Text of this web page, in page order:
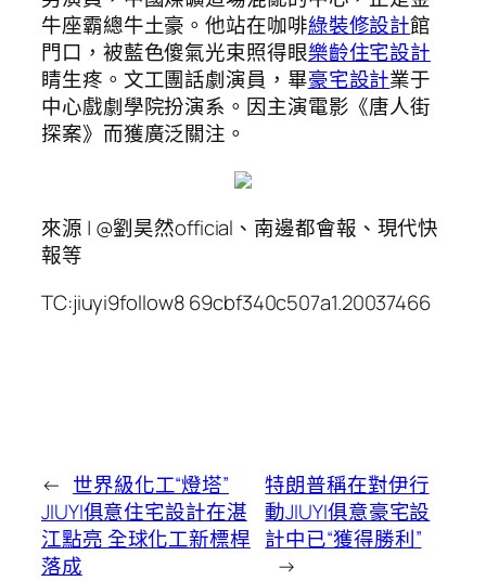
牛座霸總牛土豪。他站在咖啡綠裝修設計館
門口，被藍色傻氣光束照得眼樂齡住宅設計
睛生疼。文工團話劇演員，畢豪宅設計業于
中心戲劇學院扮演系。因主演電影《唐人街
探案》而獲廣泛關注。
來源 | @劉昊然official、南邊都會報、現代快
報等
TC:jiuyi9follow8 69cbf340c507a1.20037466
← 世界級化工“燈塔”
JIUYI俱意住宅設計在湛
江點亮 全球化工新標桿
落成
特朗普稱在對伊行
動JIUYI俱意豪宅設
計中已“獲得勝利”
→